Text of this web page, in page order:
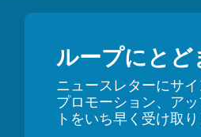
ループにとど
ニュースレターにサイ
プロモーション、ア
トをいち早く受け取